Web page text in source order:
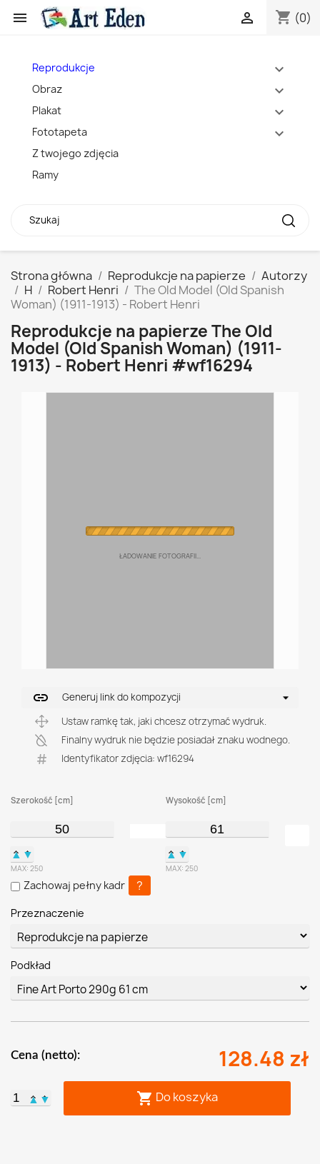
 shopping_cart (0)

expand_more
Reprodukcje
expand_more
Obraz
expand_more
Plakat
expand_more
Fototapeta
Z twojego zdjęcia
Ramy
Strona główna Reprodukcje na papierze
Autorzy
H
Robert Henri
The Old Model (Old Spanish
Woman) (1911-1913) - Robert Henri
Reprodukcje na papierze The Old
Model (Old Spanish Woman) (1911-
1913) - Robert Henri #wf16294
ŁADOWANIE FOTOGRAFII...
link
Generuj link do kompozycji
Ustaw ramkę tak, jaki chcesz otrzymać wydruk.
Finalny wydruk nie będzie posiadał znaku wodnego.
Identyfikator zdjęcia: wf16294
Szerokość [cm]
▲ ▼
MAX: 250
Wysokość [cm]
▲ ▼
MAX: 250
Zachowaj pełny kadr ?
Przeznaczenie
Podkład
Cena (netto): 128.48 zł
▲ ▼  Do koszyka